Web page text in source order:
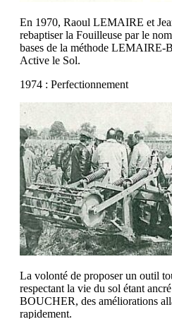
En 1970, Raoul LEMAIRE et
rebaptiser la Fouilleuse par le
bases de la méthode
Active le Sol.
1974 : Perfectionnement
La volonté de proposer un outil
respectant la vie du sol étant
BOUCHER, des améliorations
rapidement.